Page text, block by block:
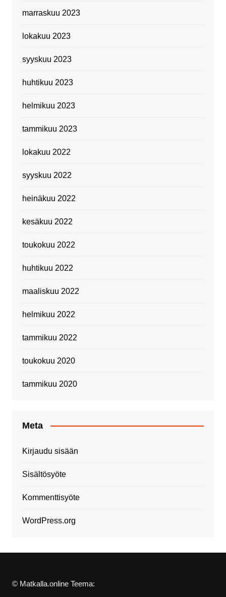
marraskuu 2023
lokakuu 2023
syyskuu 2023
huhtikuu 2023
helmikuu 2023
tammikuu 2023
lokakuu 2022
syyskuu 2022
heinäkuu 2022
kesäkuu 2022
toukokuu 2022
huhtikuu 2022
maaliskuu 2022
helmikuu 2022
tammikuu 2022
toukokuu 2020
tammikuu 2020
Meta
Kirjaudu sisään
Sisältösyöte
Kommenttisyöte
WordPress.org
© Matkalla.online Teema: